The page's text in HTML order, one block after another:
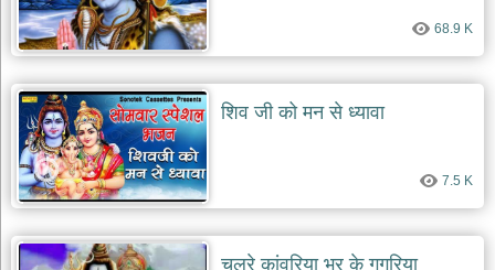
भजन
जोड़ें
add
68.9 K
शिव जी को मन से ध्यावा
7.5 K
चलरे कांवरिया भर के गगरिया